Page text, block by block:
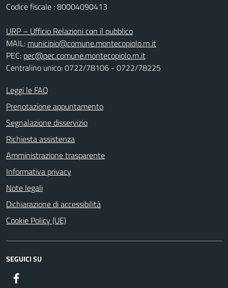
Codice fiscale : 80004090413
URP – Ufficio Relazioni con il pubblico
MAIL: municipio@comune.montecopiolo.rn.it
PEC: pec@pec.comune.montecopiolo.rn.it
Centralino unico: 0722/78106 - 0722/78225
Leggi le FAQ
Prenotazione appuntamento
Segnalazione disservizio
Richiesta assistenza
Amministrazione trasparente
Informativa privacy
Note legali
Dichiarazione di accessibilità
Cookie Policy (UE)
SEGUICI SU